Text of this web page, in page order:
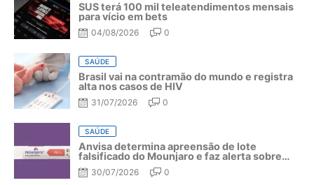
SUS terá 100 mil teleatendimentos mensais
para vício em bets
04/08/2026 0
SAÚDE
Brasil vai na contramão do mundo e registra
alta nos casos de HIV
31/07/2026 0
SAÚDE
Anvisa determina apreensão de lote
falsificado do Mounjaro e faz alerta sobre
riscos do medicamento
30/07/2026 0